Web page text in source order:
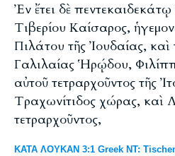
Ἐν ἔτει δὲ πεντεκαιδεκάτῳ
Τιβερίου Καίσαρος,
Πιλάτου τῆς Ἰουδαίας, καὶ
Γαλιλαίας Ἡρῴδου,
αὐτοῦ τετραρχοῦντος τῆς
Τραχωνίτιδος χώρας, καὶ
τετραρχοῦντος,
ΚΑΤΑ ΛΟΥΚΑΝ 3:1 Greek NT: